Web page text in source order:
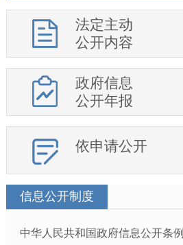
法定主动
公开内容
政府信息
公开年报
依申请公开
信息公开制度
中华人民共和国政府信息公开条例